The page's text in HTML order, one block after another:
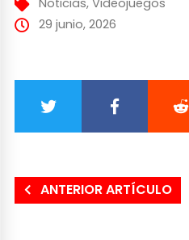
Noticias, Videojuegos
29 junio, 2026
ANTERIOR ARTÍCULO